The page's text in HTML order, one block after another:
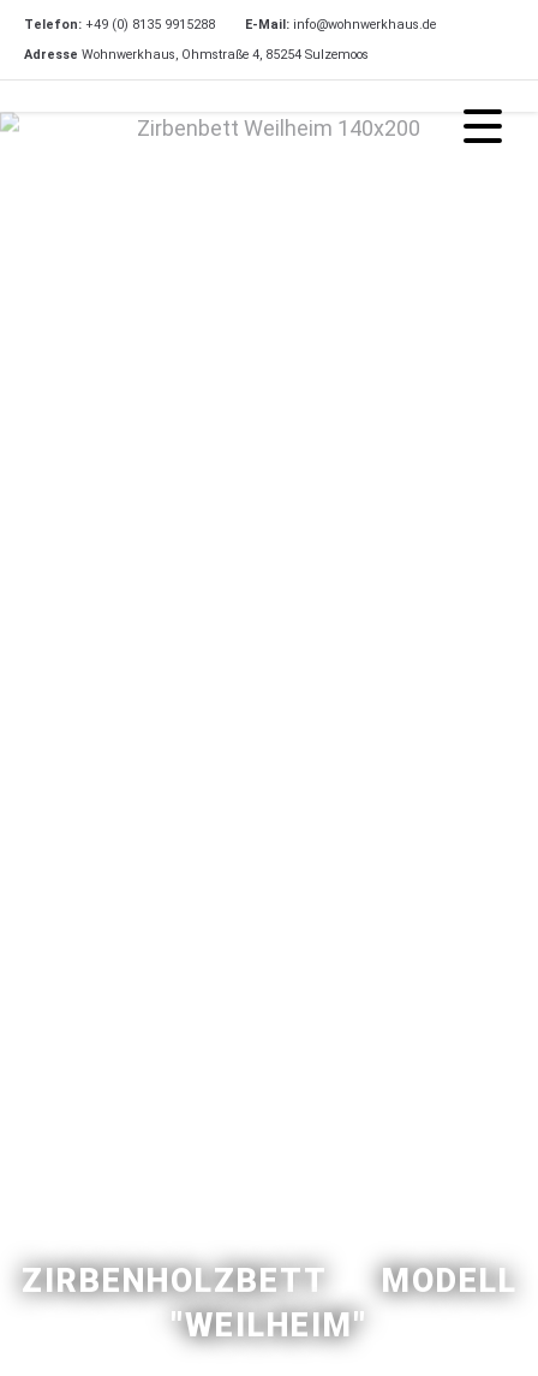
Telefon: +49 (0) 8135 9915288 E-Mail: info@wohnwerkhaus.de
Adresse Wohnwerkhaus, Ohmstraße 4, 85254 Sulzemoos
ZIRBENHOLZBETT MODELL
"WEILHEIM"